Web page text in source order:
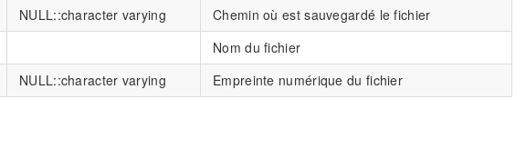
NULL::character varying
Chemin où est sauvegardé le fichier
Nom du fichier
NULL::character varying Empreinte numérique du fichier